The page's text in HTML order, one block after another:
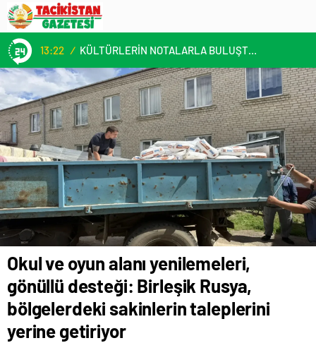
13:22 / KÜLTÜRLERİN NOTALARLA BULUŞTUĞU YER: MİMOZA’M KAFE’DE DOSTLUK RÜZGARI!
Okul ve oyun alanı yenilemeleri,
gönüllü desteği: Birleşik Rusya,
bölgelerdeki sakinlerin taleplerini
yerine getiriyor